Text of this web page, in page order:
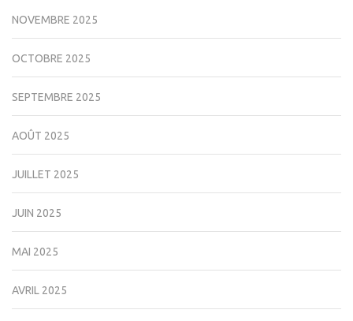
NOVEMBRE 2025
OCTOBRE 2025
SEPTEMBRE 2025
AOÛT 2025
JUILLET 2025
JUIN 2025
MAI 2025
AVRIL 2025